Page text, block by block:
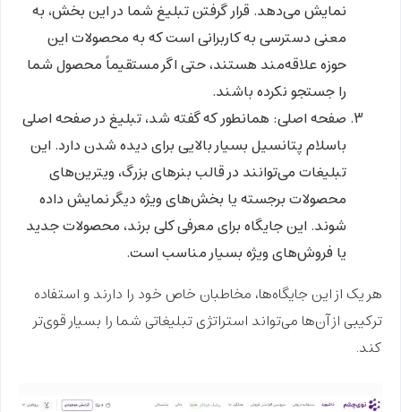
نمایش می‌دهد. قرار گرفتن تبلیغ شما در این بخش، به
معنی دسترسی به کاربرانی است که به محصولات این
حوزه علاقه‌مند هستند، حتی اگر مستقیماً محصول شما
را جستجو نکرده باشند.
صفحه اصلی: همانطور که گفته شد،تبلیغ در صفحه اصلی
باسلامپتانسیل بسیار بالایی برای دیده شدن دارد. این
تبلیغات می‌توانند در قالب بنرهای بزرگ، ویترین‌های
محصولات برجسته یا بخش‌های ویژه دیگر نمایش داده
شوند. این جایگاه برای معرفی کلی برند، محصولات جدید
یا فروش‌های ویژه بسیار مناسب است.
هر یک از این جایگاه‌ها، مخاطبان خاص خود را دارند و استفاده
ترکیبی از آن‌ها می‌تواند استراتژی تبلیغاتی شما را بسیار قوی‌تر
کند.